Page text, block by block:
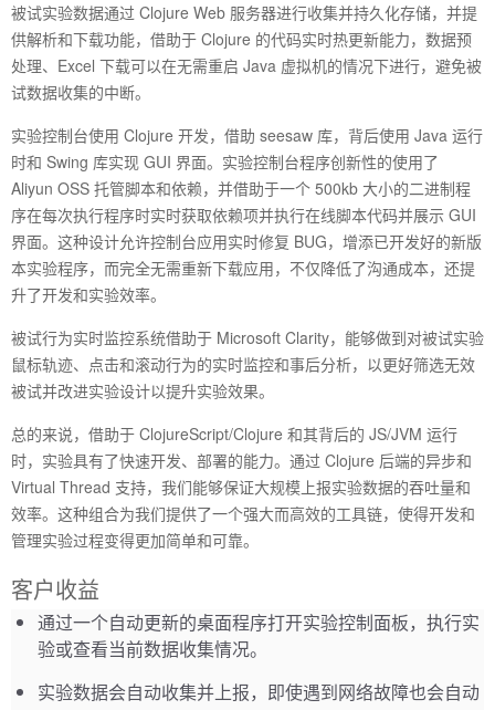
被试实验数据通过 Clojure Web 服务器进行收集并持久化存储，并提
供解析和下载功能，借助于 Clojure 的代码实时热更新能力，数据预
处理、Excel 下载可以在无需重启 Java 虚拟机的情况下进行，避免被
试数据收集的中断。
实验控制台使用 Clojure 开发，借助 seesaw 库，背后使用 Java 运行
时和 Swing 库实现 GUI 界面。实验控制台程序创新性的使用了
Aliyun OSS 托管脚本和依赖，并借助于一个 500kb 大小的二进制程
序在每次执行程序时实时获取依赖项并执行在线脚本代码并展示 GUI
界面。这种设计允许控制台应用实时修复 BUG，增添已开发好的新版
本实验程序，而完全无需重新下载应用，不仅降低了沟通成本，还提
升了开发和实验效率。
被试行为实时监控系统借助于 Microsoft Clarity，能够做到对被试实验
鼠标轨迹、点击和滚动行为的实时监控和事后分析，以更好筛选无效
被试并改进实验设计以提升实验效果。
总的来说，借助于 ClojureScript/Clojure 和其背后的 JS/JVM 运行
时，实验具有了快速开发、部署的能力。通过 Clojure 后端的异步和
Virtual Thread 支持，我们能够保证大规模上报实验数据的吞吐量和
效率。这种组合为我们提供了一个强大而高效的工具链，使得开发和
管理实验过程变得更加简单和可靠。
客户收益
通过一个自动更新的桌面程序打开实验控制面板，执行实
验或查看当前数据收集情况。
实验数据会自动收集并上报，即使遇到网络故障也会自动